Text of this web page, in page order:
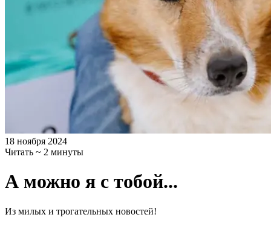
18 ноября 2024
Читать ~ 2 минуты
А можно я с тобой...
Из милых и трогательных новостей!